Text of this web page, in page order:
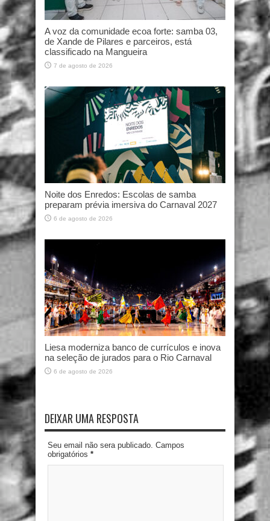
A voz da comunidade ecoa forte: samba 03,
de Xande de Pilares e parceiros, está
classificado na Mangueira
7 de agosto de 2026
Noite dos Enredos: Escolas de samba
preparam prévia imersiva do Carnaval 2027
6 de agosto de 2026
Liesa moderniza banco de currículos e inova
na seleção de jurados para o Rio Carnaval
6 de agosto de 2026
DEIXAR UMA RESPOSTA
Seu email não sera publicado. Campos
obrigatórios *